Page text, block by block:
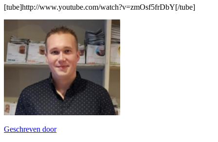
[tube]http://www.youtube.com/watch?v=zmOsf5frDbY[/tube]
Geschreven door